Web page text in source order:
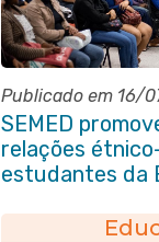
Publicado em 16/
SEMED
relações
estudantes da